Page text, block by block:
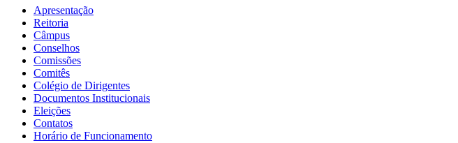
Apresentação
Reitoria
Câmpus
Conselhos
Comissões
Comitês
Colégio de Dirigentes
Documentos Institucionais
Eleições
Contatos
Horário de Funcionamento